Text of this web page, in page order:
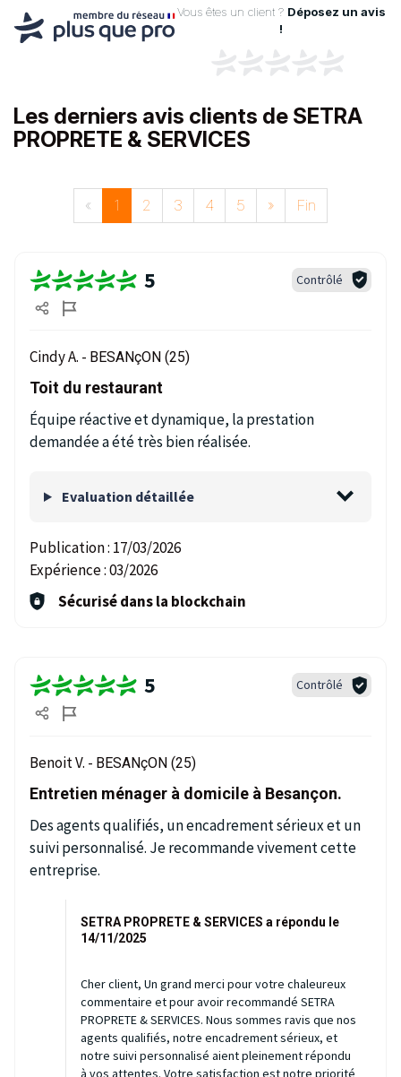
Vous êtes un client ? Déposez un avis
!
Les derniers avis clients de SETRA
PROPRETE & SERVICES
« 1 2 3 4 5 » Fin
5 Contrôlé
Cindy A. - BESANçON (25)
Toit du restaurant
Équipe réactive et dynamique, la prestation
demandée a été très bien réalisée.
Evaluation détaillée
Publication : 17/03/2026
Expérience :03/2026
Sécurisé dans la blockchain
5 Contrôlé
Benoit V. - BESANçON (25)
Entretien ménager à domicile à Besançon.
Des agents qualifiés, un encadrement sérieux et un
suivi personnalisé. Je recommande vivement cette
entreprise.
SETRA PROPRETE & SERVICES a répondu le
14/11/2025
Cher client, Un grand merci pour votre chaleureux
commentaire et pour avoir recommandé SETRA
PROPRETE & SERVICES. Nous sommes ravis que nos
agents qualifiés, notre encadrement sérieux, et
notre suivi personnalisé aient pleinement répondu
à vos attentes. Votre satisfaction est notre priorité